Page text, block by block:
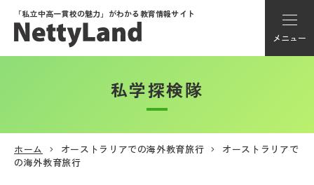
「私立中高一貫校の魅力」がわかる教育情報サイト
メニュー
アカウント登録
メニュー
私学探検隊
ホーム オーストラリアでの海外教育旅行
オーストラリアで
の海外教育旅行